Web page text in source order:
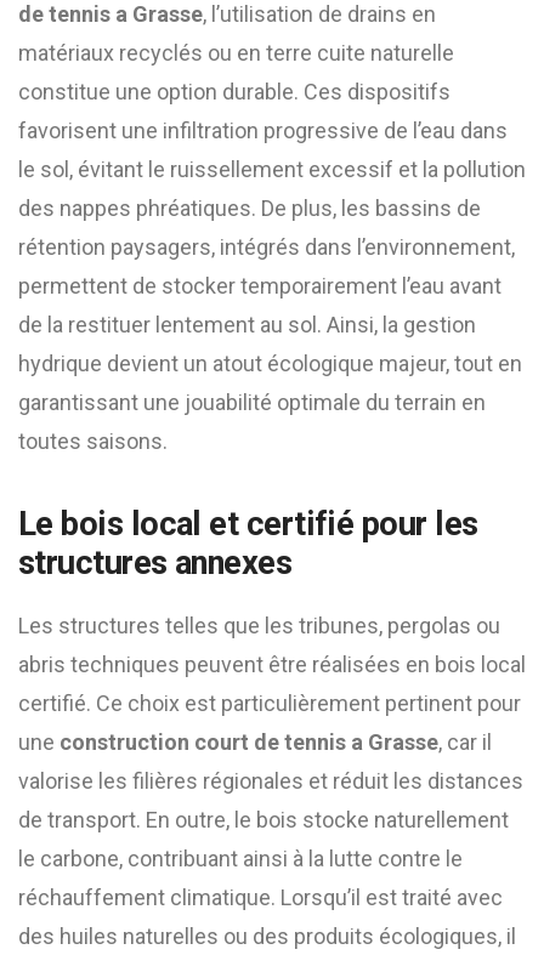
de tennis a Grasse, l’utilisation de drains en
matériaux recyclés ou en terre cuite naturelle
constitue une option durable. Ces dispositifs
favorisent une infiltration progressive de l’eau dans
le sol, évitant le ruissellement excessif et la pollution
des nappes phréatiques. De plus, les bassins de
rétention paysagers, intégrés dans l’environnement,
permettent de stocker temporairement l’eau avant
de la restituer lentement au sol. Ainsi, la gestion
hydrique devient un atout écologique majeur, tout en
garantissant une jouabilité optimale du terrain en
toutes saisons.
Le bois local et certifié pour les
structures annexes
Les structures telles que les tribunes, pergolas ou
abris techniques peuvent être réalisées en bois local
certifié. Ce choix est particulièrement pertinent pour
une construction court de tennis a Grasse, car il
valorise les filières régionales et réduit les distances
de transport. En outre, le bois stocke naturellement
le carbone, contribuant ainsi à la lutte contre le
réchauffement climatique. Lorsqu’il est traité avec
des huiles naturelles ou des produits écologiques, il